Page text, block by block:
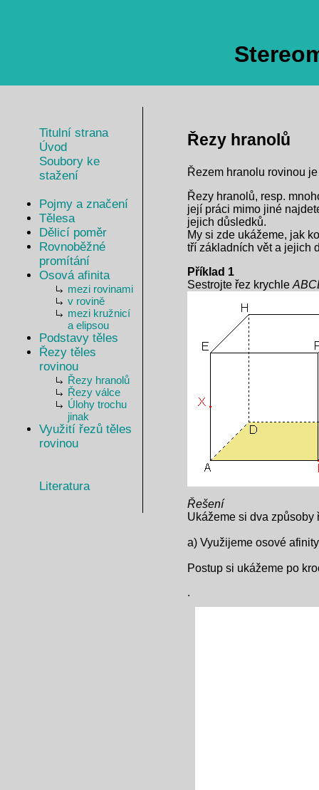
Titulní strana
Úvod
Soubory ke
stažení
Pojmy a značení
Tělesa
Dělicí poměr
Rovnoběžné
promítání
Osová afinita
mezi rovinami
v rovině
mezi kružnicí
a elipsou
Podstavy těles
Řezy těles
rovinou
Řezy hranolů
Řezy válce
Úlohy trochu
jinak
Využití řezů těles
rovinou
Literatura
Řezy hranolů
Řezem hranolu rovinou
Řezy hranolů, resp.
její práci mimo jiné
jejich důsledků.
My si zde ukážeme, jak
tří základních vět a jejich
Příklad 1
Sestrojte řez krychle
Řešení
Ukážeme si dva
a) Využijeme osové
Postup si ukážeme po
.